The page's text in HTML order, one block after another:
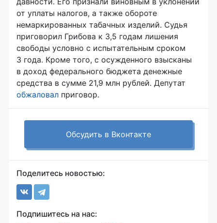
от уплаты налогов, а также обороте
немаркированных табачных изделий. Судья
приговорил Грибова к 3,5 годам лишения
свободы условно с испытательным сроком
3 года. Кроме того, с осужденного взысканы
в доход федерального бюджета денежные
средства в сумме 21,9 млн рублей. Депутат
обжаловал приговор.
Обсудить в Вконтакте
Поделитесь новостью:
Подпишитесь на нас: